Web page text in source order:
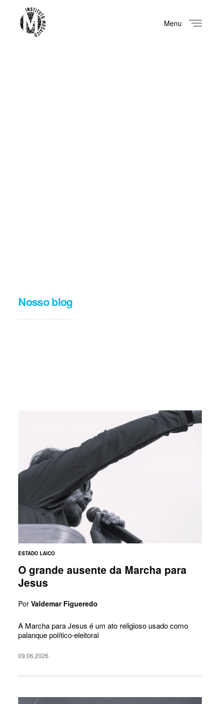
Menu
Nosso blog
ESTADO LAICO
O grande ausente da Marcha para
Jesus
PorValdemar Figueredo
A Marcha para Jesus é um ato religioso usado como
palanque político-eleitoral
09.06.2026